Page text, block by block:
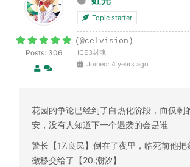
Posts: 306
Topic starter
(@celvision)
ICE3封魂
Joined: 4 years ago
花园的争论已经到了白热化阶段，而仅剩
安，没有人知道下一个遇袭的会是谁
警长【17.良民】倒在了夜里，临死前他
徽移交给了【20.潮汐】